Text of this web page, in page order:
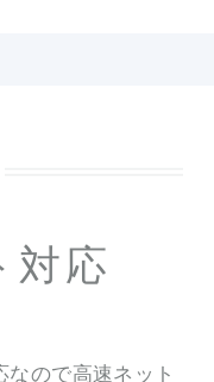
対応
ので高速ネット